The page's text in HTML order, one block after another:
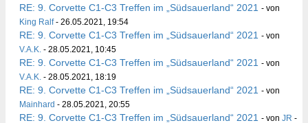
RE: 9. Corvette C1-C3 Treffen im „Südsauerland“ 2021 - von
King Ralf- 26.05.2021, 19:54
RE: 9. Corvette C1-C3 Treffen im „Südsauerland“ 2021 - von
V.A.K. - 28.05.2021, 10:45
RE: 9. Corvette C1-C3 Treffen im „Südsauerland“ 2021 - von
V.A.K. - 28.05.2021, 18:19
RE: 9. Corvette C1-C3 Treffen im „Südsauerland“ 2021 - von
Mainhard - 28.05.2021, 20:55
RE: 9. Corvette C1-C3 Treffen im „Südsauerland“ 2021 - von JR -